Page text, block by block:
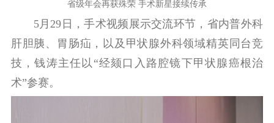
省级年会再获殊荣 手术新星接续传承
5月29日，手术视频展示交流环节，省内普外科
肝胆胰、胃肠疝，以及甲状腺外科领域精英同台竞
技，钱涛主任以“经颏口入路腔镜下甲状腺癌根治
术”参赛。